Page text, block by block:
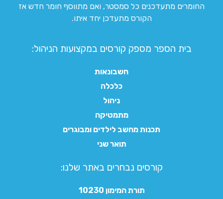
החומרים מתעדכנים כל סמסטר, ואם מתווסף חומר חדש אז
הקורס מתעדכן יחד איתו.
בית הספר מספק קורסים במקצועות הניהול:
חשבונאות
כלכלה
ניהול
מתמטיקה
תכנות מחשב לילדים ומבוגרים
תואר שני
קורסים נבחרים באתר שלנו:​
תורת המימון 10230